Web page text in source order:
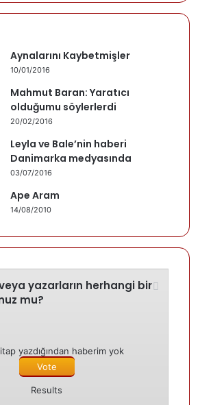
Aynalarını Kaybetmişler
10/01/2016
Mahmut Baran: Yaratıcı
olduğumu söylerlerdi
20/02/2016
Leyla ve Bale’nin haberi
Danimarka medyasında
03/07/2016
Ape Aram
14/08/2010
yazarların herhangi bir
mu?
yazdığından haberim yok
Results